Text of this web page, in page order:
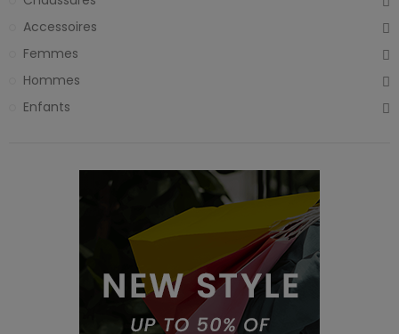
Accessoires
Femmes
Hommes
Enfants